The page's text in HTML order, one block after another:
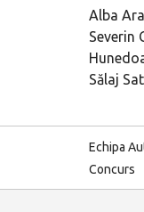
Alba
Severin
Sălaj
Echipa
Concurs